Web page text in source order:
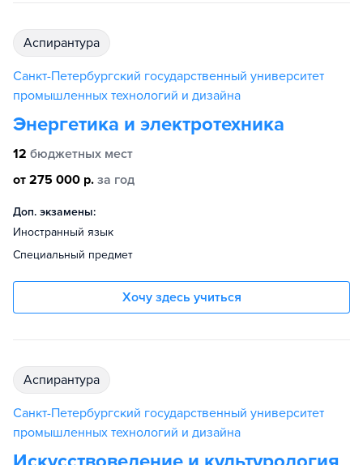
аспирантура
Санкт-Петербургский государственный университет
промышленных технологий и дизайна
Энергетика и электротехника
12 бюджетных мест
от 275 000 р. за год
Доп. экзамены:
Иностранный язык
Специальный предмет
Хочу здесь учиться
аспирантура
Санкт-Петербургский государственный университет
промышленных технологий и дизайна